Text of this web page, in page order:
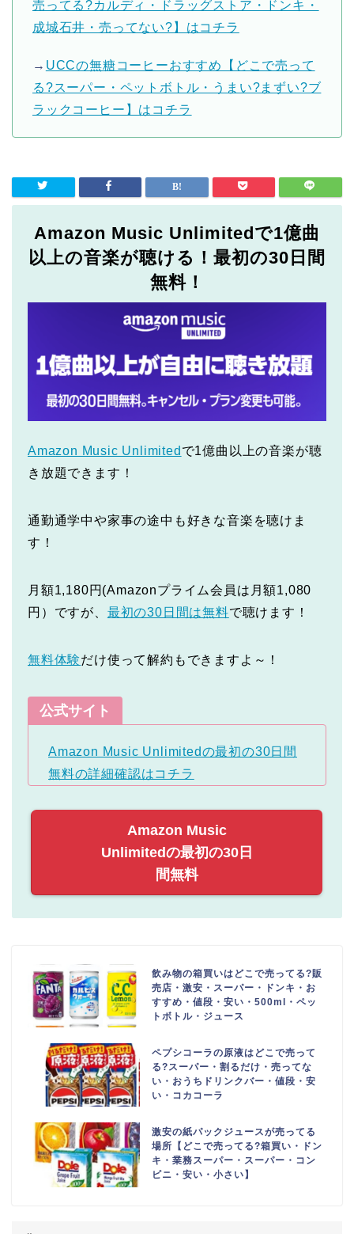
売ってる?カルディ・ドラッグストア・ドンキ・
成城石井・売ってない?】はコチラ
→ UCCの無糖コーヒーおすすめ【どこで売って
る?スーパー・ペットボトル・うまい?まずい?ブ
ラックコーヒー】はコチラ
Amazon Music Unlimitedで1億曲
以上の音楽が聴ける！最初の30日間
無料！
Amazon Music Unlimited で1億曲以上の音楽が聴
き放題できます！
通勤通学中や家事の途中も好きな音楽を聴けま
す！
月額1,180円(Amazonプライム会員は月額1,080
円）ですが、 最初の30日間は無料で聴けます！
無料体験だけ使って解約もできますよ～！
公式サイト
Amazon Music Unlimitedの最初の30日間
無料の詳細確認はコチラ
Amazon Music
Unlimitedの最初の30日
間無料
飲み物の箱買いはどこで売ってる?販
売店・激安・スーパー・ドンキ・お
すすめ・値段・安い・500ml・ペッ
トボトル・ジュース
ペプシコーラの原液はどこで売って
る?スーパー・割るだけ・売ってな
い・おうちドリンクバー・値段・安
い・コカコーラ
激安の紙パックジュースが売ってる
場所【どこで売ってる?箱買い・ドン
キ・業務スーパー・スーパー・コン
ビニ・安い・小さい】